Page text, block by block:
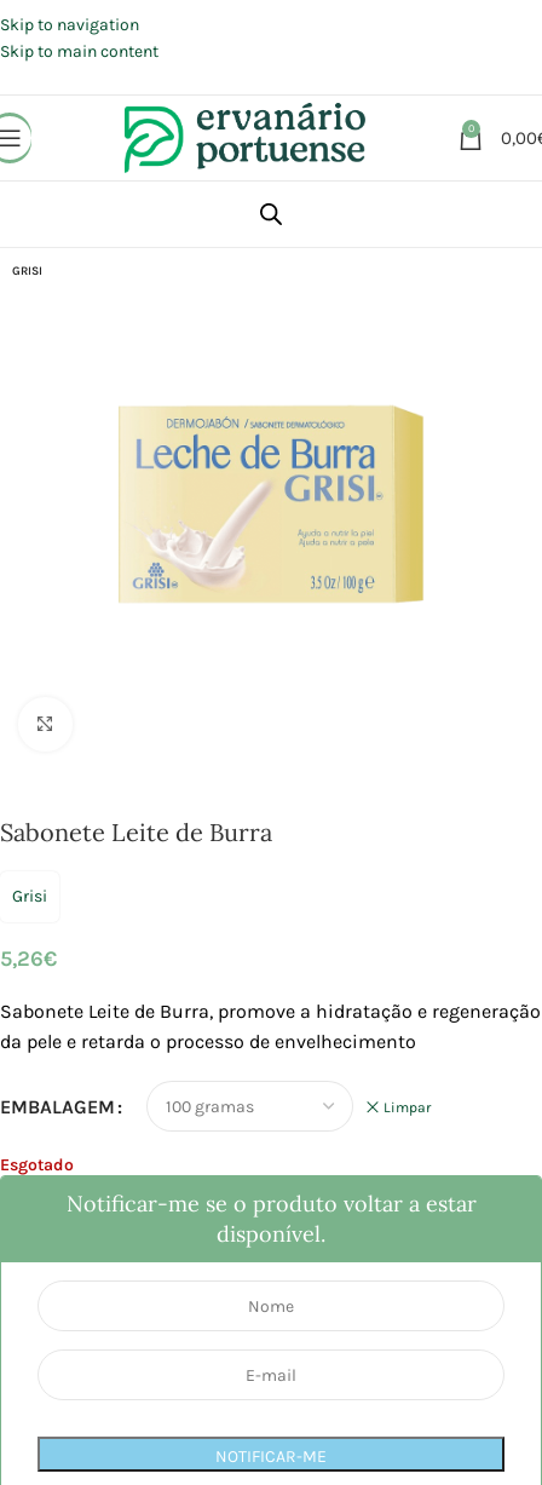
Skip to navigation
Skip to main content
0 0,00
Beleza | Cosmética | Higiene
GRISI
Sabonete Leite de Burra
Grisi
5,26€
Sabonete Leite de Burra, promove a hidratação e regeneração
da pele e retarda o processo de envelhecimento
EMBALAGEM Limpar
Esgotado
Notificar-me se o produto voltar a estar
disponível.
NOTIFICAR-ME